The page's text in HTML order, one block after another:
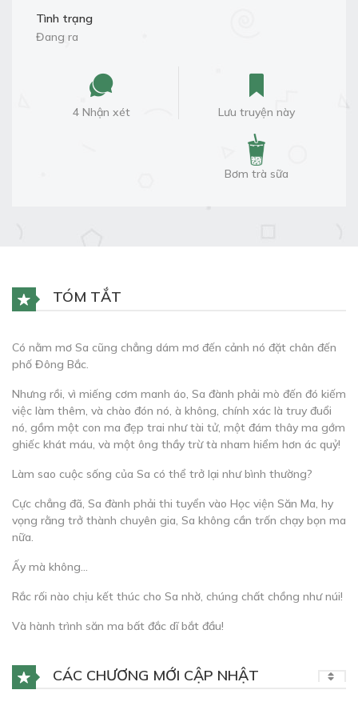
Tình trạng
Đang ra
4 Nhận xét Lưu truyện này
Bơm trà sữa
TÓM TẮT
Có nằm mơ Sa cũng chẳng dám mơ đến cảnh nó đặt chân đến
phố Đông Bắc.
Nhưng rồi, vì miếng cơm manh áo, Sa đành phải mò đến đó kiếm
việc làm thêm, và chào đón nó, à không, chính xác là truy đuổi
nó, gồm một con ma đẹp trai như tài tử, một đám thây ma gớm
ghiếc khát máu, và một ông thầy trừ tà nham hiểm hơn ác quỷ!
Làm sao cuộc sống của Sa có thể trở lại như bình thường?
Cực chẳng đã, Sa đành phải thi tuyển vào Học viện Săn Ma, hy
vọng rằng trở thành chuyên gia, Sa không cần trốn chạy bọn ma
nữa.
Ấy mà không…
Rắc rối nào chịu kết thúc cho Sa nhờ, chúng chất chồng như núi!
Và hành trình săn ma bất đắc dĩ bắt đầu!
CÁC CHƯƠNG MỚI CẬP NHẬT